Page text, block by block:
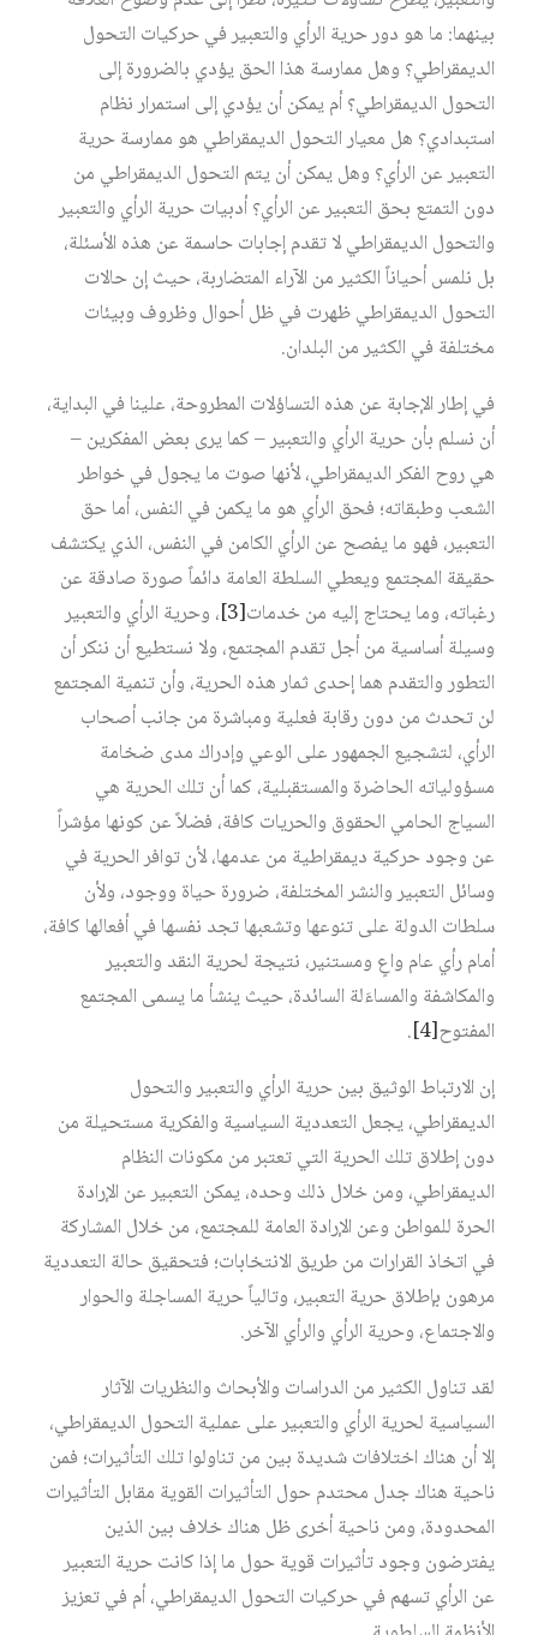
بينهما: ما هو دور حرية الرأي والتعبير في حركيات التحول
الديمقراطي؟ وهل ممارسة هذا الحق يؤدي بالضرورة إلى
التحول الديمقراطي؟ أم يمكن أن يؤدي إلى استمرار نظام
استبدادي؟ هل معيار التحول الديمقراطي هو ممارسة حرية
التعبير عن الرأي؟ وهل يمكن أن يتم التحول الديمقراطي من
دون التمتع بحق التعبير عن الرأي؟ أدبيات حرية الرأي والتعبير
والتحول الديمقراطي لا تقدم إجابات حاسمة عن هذه الأسئلة،
بل نلمس أحياناً الكثير من الآراء المتضاربة، حيث إن حالات
التحول الديمقراطي ظهرت في ظل أحوال وظروف وبيئات
مختلفة في الكثير من البلدان.
في إطار الإجابة عن هذه التساؤلات المطروحة، علينا في البداية،
أن نسلم بأن حرية الرأي والتعبير – كما يرى بعض المفكرين –
هي روح الفكر الديمقراطي، لأنها صوت ما يجول في خواطر
الشعب وطبقاته؛ فحق الرأي هو ما يكمن في النفس، أما حق
التعبير، فهو ما يفصح عن الرأي الكامن في النفس، الذي يكتشف
حقيقة المجتمع ويعطي السلطة العامة دائماً صورة صادقة عن
رغباته، وما يحتاج إليه من خدمات‏[3]
، وحرية الرأي والتعبير
وسيلة أساسية من أجل تقدم المجتمع، ولا نستطيع أن ننكر أن
التطور والتقدم هما إحدى ثمار هذه الحرية، وأن تنمية المجتمع
لن تحدث من دون رقابة فعلية ومباشرة من جانب أصحاب
الرأي، لتشجيع الجمهور على الوعي وإدراك مدى ضخامة
مسؤولياته الحاضرة والمستقبلية، كما أن تلك الحرية هي
السياج الحامي الحقوق والحريات كافة، فضلاً عن كونها مؤشراً
عن وجود حركية ديمقراطية من عدمها، لأن توافر الحرية في
وسائل التعبير والنشر المختلفة، ضرورة حياة ووجود، ولأن
سلطات الدولة على تنوعها وتشعبها تجد نفسها في أفعالها كافة،
أمام رأي عام واعٍ ومستنير، نتيجة لحرية النقد والتعبير
والمكاشفة والمساءَلة السائدة، حيث ينشأ ما يسمى المجتمع
المفتوح‏[4]
.
إن الارتباط الوثيق بين حرية الرأي والتعبير والتحول
الديمقراطي، يجعل التعددية السياسية والفكرية مستحيلة من
دون إطلاق تلك الحرية التي تعتبر من مكونات النظام
الديمقراطي، ومن خلال ذلك وحده، يمكن التعبير عن الإرادة
الحرة للمواطن وعن الإرادة العامة للمجتمع، من خلال المشاركة
في اتخاذ القرارات من طريق الانتخابات؛ فتحقيق حالة التعددية
مرهون بإطلاق حرية التعبير، وتالياً حرية المساجلة والحوار
والاجتماع، وحرية الرأي والرأي الآخر.
لقد تناول الكثير من الدراسات والأبحاث والنظريات الآثار
السياسية لحرية الرأي والتعبير على عملية التحول الديمقراطي،
إلا أن هناك اختلافات شديدة بين من تناولوا تلك التأثيرات؛ فمن
ناحية هناك جدل محتدم حول التأثيرات القوية مقابل التأثيرات
المحدودة، ومن ناحية أخرى ظل هناك خلاف بين الذين
يفترضون وجود تأثيرات قوية حول ما إذا كانت حرية التعبير
عن الرأي تسهم في حركيات التحول الديمقراطي، أم في تعزيز